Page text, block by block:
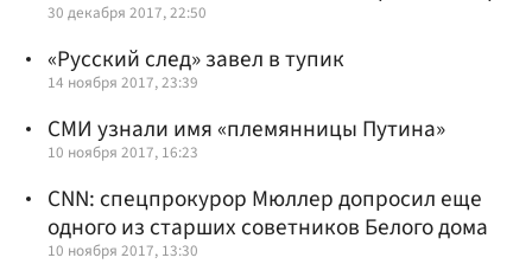
30 декабря 2017, 22:50
«Русский след» завел в тупик
14 ноября 2017, 23:39
СМИ узнали имя «племянницы Путина»
10 ноября 2017, 16:23
CNN: спецпрокурор Мюллер допросил еще
одного из старших советников Белого дома
10 ноября 2017, 13:30